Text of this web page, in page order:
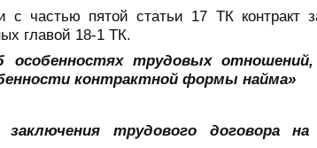
с частью пятой статьи 17 ТК контракт
главой 18-1 ТК.
особенностях трудовых
контрактной формы найма»
заключения трудового договора